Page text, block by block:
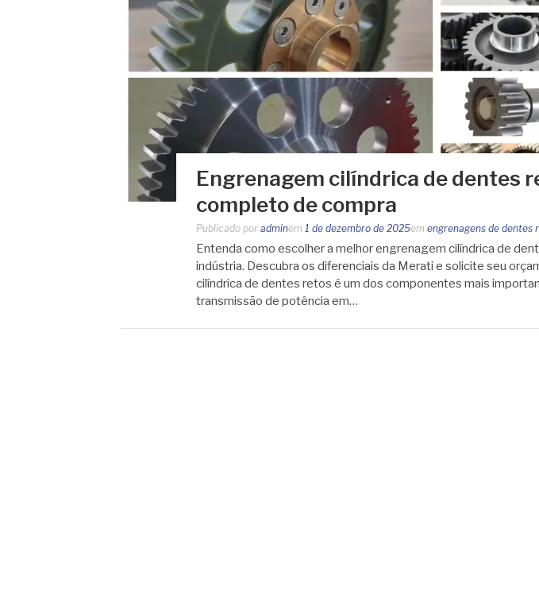
Engrenagem cilíndrica de dentes
completo de compra
Publicado por adminem 1 de dezembro de 2025em engrenagens de dentes
Entenda como escolher a melhor engrenagem cilíndrica de
indústria. Descubra os diferenciais da Merati e solicite seu
cilíndrica de dentes retos é um dos componentes mais
transmissão de potência em…